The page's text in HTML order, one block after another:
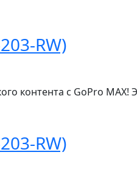
RW)
контента с GoPro MAX!
RW)